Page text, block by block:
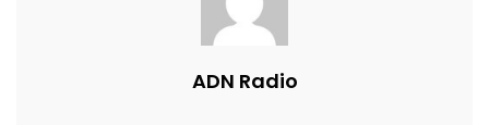
ADN Radio